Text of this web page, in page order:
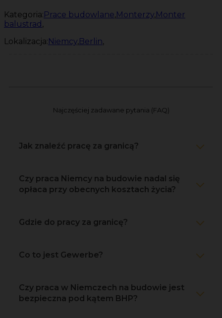
Kategoria:Prace budowlane,Monterzy,Monter
balustrad ,
Lokalizacja:Niemcy,Berlin,
Najczęściej zadawane pytania (FAQ)
Jak znaleźć pracę za granicą?
Czy praca Niemcy na budowie nadal się
opłaca przy obecnych kosztach życia?
Gdzie do pracy za granicę?
Co to jest Gewerbe?
Czy praca w Niemczech na budowie jest
bezpieczna pod kątem BHP?